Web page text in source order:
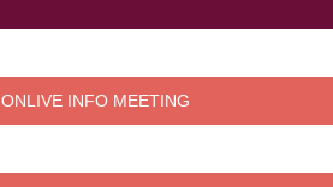
ONLIVE INFO MEETING